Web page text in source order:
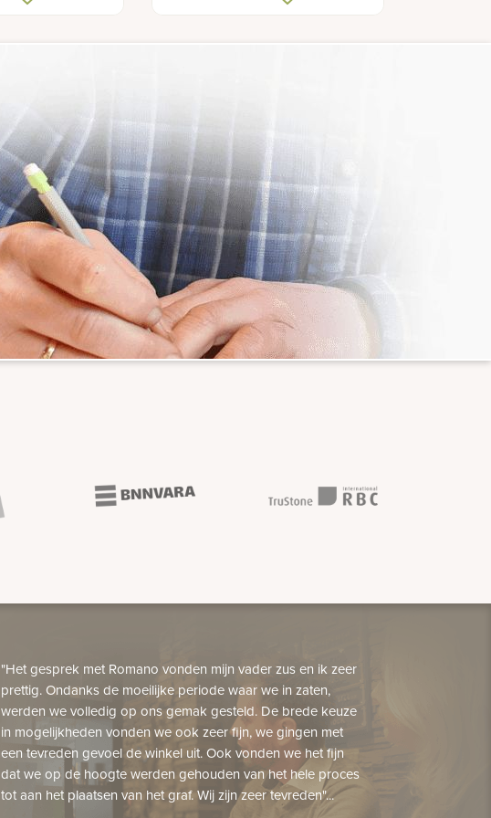
"Het gesprek met Romano vonden mijn vader zus en ik zeer
prettig. Ondanks de moeilijke periode waar we in zaten,
werden we volledig op ons gemak gesteld. De brede keuze
in mogelijkheden vonden we ook zeer fijn, we gingen met
een tevreden gevoel de winkel uit. Ook vonden we het fijn
dat we op de hoogte werden gehouden van het hele proces
tot aan het plaatsen van het graf. Wij zijn zeer tevreden"...